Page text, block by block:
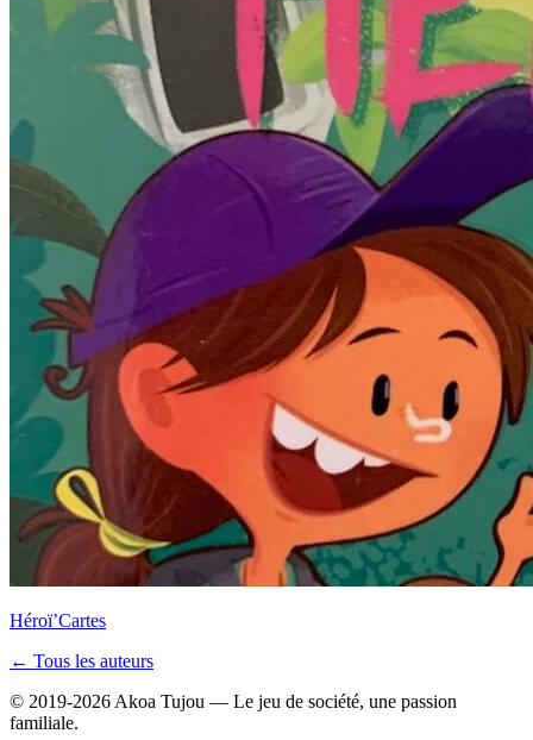
Héroï’Cartes
← Tous les auteurs
© 2019-2026 Akoa Tujou — Le jeu de société, une passion
familiale.